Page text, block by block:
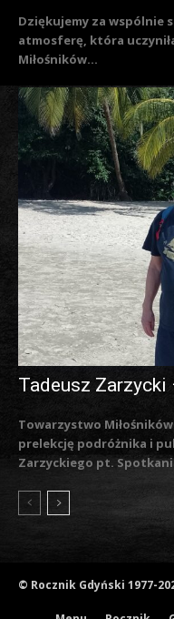
Dziękujemy za wspólnie
atmosferę, która
Miłośników...
Tadeusz
Towarzystwo
prelekcję podróżnika i
© Rocznik Gdyński 1977-